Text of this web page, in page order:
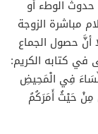
حدوث الوطء أو
مباشرة الزوجة
أنَّ حصول الجماع
في كتابه الكريم:
فِي الْمَحِيضِ
حَيْثُ أَمَرَكُمُ